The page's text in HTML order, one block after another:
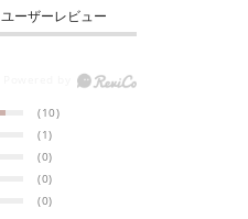
ユーザーレビュー
(10)
(1)
(0)
(0)
(0)